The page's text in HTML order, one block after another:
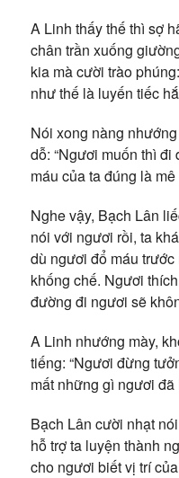
A Linh thấy thế thì sợ
chân trần xuống
kia mà cười trào
như thế là luyến tiếc
Nói xong nàng
dỗ: “Ngươi muốn thì đi
máu của ta đúng là mê
Nghe vậy, Bạch Lân
nói với ngươi rồi, ta
dù ngươi đổ máu
khống chế. Ngươi
đường đi ngươi sẽ
A Linh nhướng mày,
tiếng: “Ngươi đừng
mất những gì ngươi đã
Bạch Lân cười nhạt
hỗ trợ ta luyện thành
cho ngươi biết vị trí